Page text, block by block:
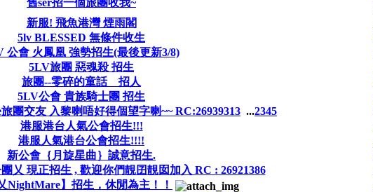
舊ser招一個旅團收我~
新服! 飛魚港灣 煙雨閣
5lv BLESSED 無條件收生
公會 火鳳凰 強勢招生(最後更新3/8)
5LV旅團 惡魂殺 招生
旅團--零碎的童話 招人
5LV公會 貴族騎士團 招生
團交友 入黎喇唔好得個望字喇~~ RC:26939313 ...2345
港服港台人氣公會招生!!!
港服人氣港台公會招生!!!!
新公會｛月旋星曲｝誠意招生.
乂 現正招生 , 歡迎你們靚囝靚囡加入 RC : 26921386
NightMare】招生，休閒為主！！